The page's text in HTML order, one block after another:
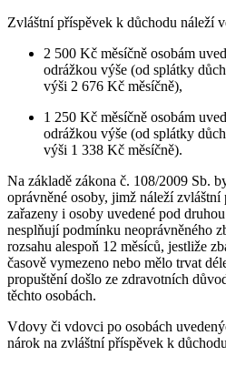
Zvláštní příspěvek k důchodu náleží
2 500 Kč měsíčně osobám
odrážkou výše (od splátky
výši 2 676 Kč měsíčně),
1 250 Kč měsíčně osobám
odrážkou výše (od splátky
výši 1 338 Kč měsíčně).
Na základě zákona č. 108/2009 Sb.
oprávněné osoby, jimž náleží
zařazeny i osoby uvedené pod
nesplňují podmínku neoprávněného
rozsahu alespoň 12 měsíců, jestliže
časově vymezeno nebo mělo trvat
propuštění došlo ze zdravotních
těchto osobách.
Vdovy či vdovci po osobách
nárok na zvláštní příspěvek k